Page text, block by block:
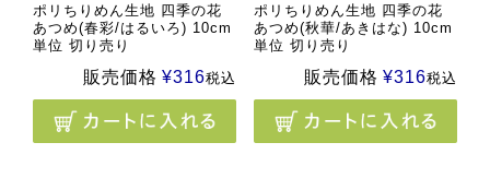
ポリちりめん生地 四季の花
あつめ(春彩/はるいろ) 10cm
単位 切り売り
販売価格 ¥316税込
ポリちりめん生地 四季の花
あつめ(秋華/あきはな) 10cm
単位 切り売り
販売価格 ¥316税込